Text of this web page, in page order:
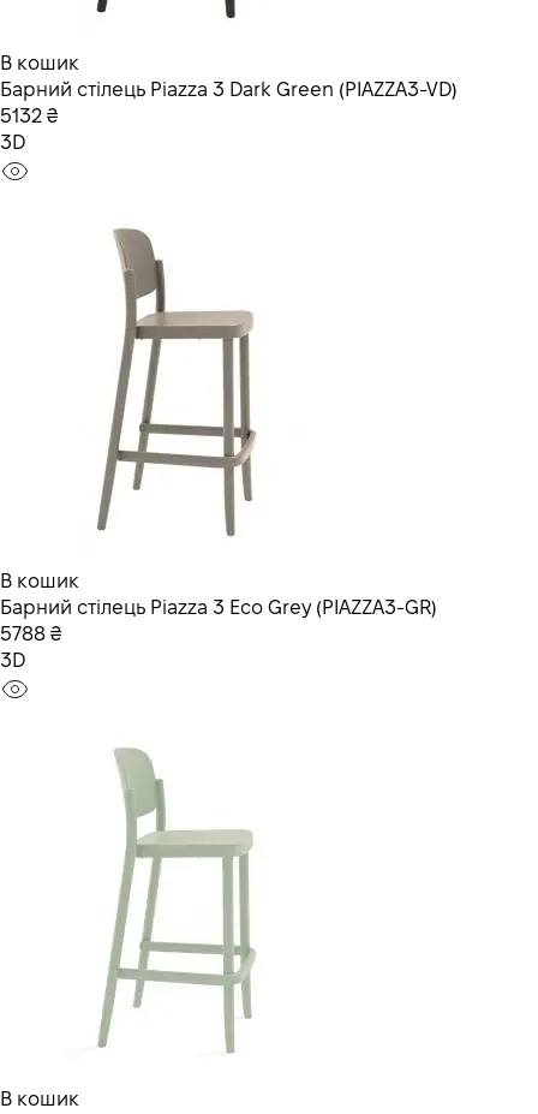
В кошик
Барний стілець Piazza 3 Dark Green (PIAZZA3-VD)
5132 ₴
3D
В кошик
Барний стілець Piazza 3 Eco Grey (PIAZZA3-GR)
5788 ₴
3D
В кошик